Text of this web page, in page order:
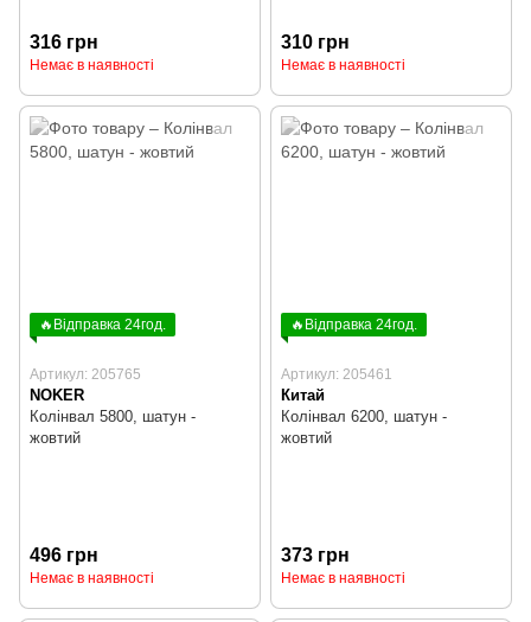
316 грн
Немає в наявності
310 грн
Немає в наявності
🔥Відправка 24год.
Артикул: 205765
NOKER
Колінвал 5800, шатун -
жовтий
496 грн
Немає в наявності
🔥Відправка 24год.
Артикул: 205461
Китай
Колінвал 6200, шатун -
жовтий
373 грн
Немає в наявності